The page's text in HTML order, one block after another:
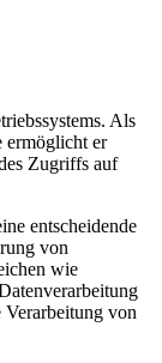
Als
ermöglicht er
Zugriffs auf
entscheidende
von
wie
von